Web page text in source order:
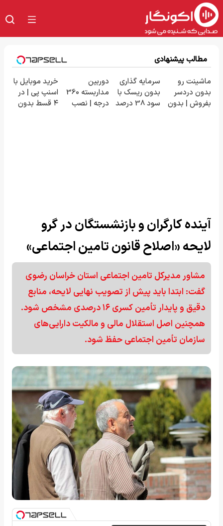
مطالب پیشنهادی
ماشینت رو
بدون دردسر
بفروش | بدون
سرمایه گذاری
بدون ریسک با
سود 38 درصد
دوربین
مداربسته 360
درجه | نصب
خرید موبایل با
اسنپ پی | در
۴ قسط بدون
آینده کارگران و بازنشستگان در گرو
لایحه «اصلاح قانون تامین اجتماعی»
مشاور مدیرکل تامین اجتماعی استان خراسان رضوی
گفت: ابتدا باید پیش از تصویب نهایی لایحه، منابع
دقیق و پایدار تأمین کسری ۱۶ درصدی مشخص شود.
همچنین اصل استقلال مالی و مالکیت دارایی‌های
سازمان تأمین اجتماعی حفظ شود.